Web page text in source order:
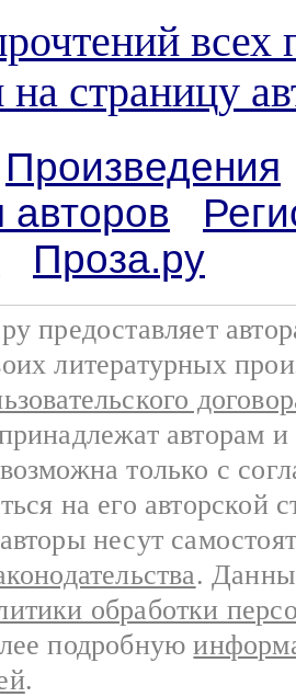
всех
страницу
Произведения
Проза.ру
предоставляет
литературных
авторам
только с
на его авторской
несут
.
обработки
подробную
.